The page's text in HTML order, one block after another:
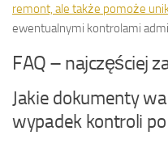
remont, ale także pomoże
ewentualnymi kontrolami
FAQ – najczęściej
Jakie dokumenty
wypadek kontroli po